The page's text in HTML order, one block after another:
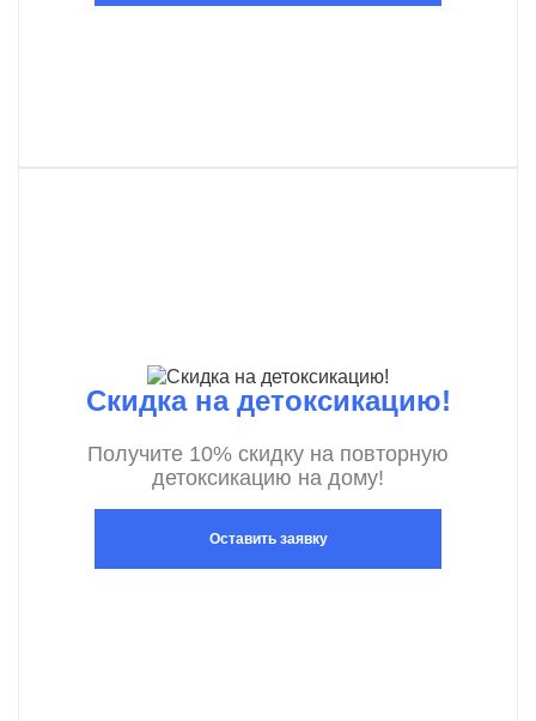
Скидка на детоксикацию!
Получите 10% скидку на повторную
детоксикацию на дому!
Оставить заявку